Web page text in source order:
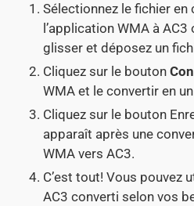
Sélectionnez le fichier en
l’application WMA à
glisser et déposez un
Cliquez sur le bouton
WMA et le convertir en
Cliquez sur le bouton
apparaît après une
WMA vers AC3.
C’est tout! Vous pouvez
AC3 converti selon vos